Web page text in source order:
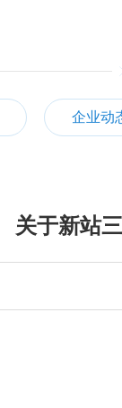
企业动
关于新站